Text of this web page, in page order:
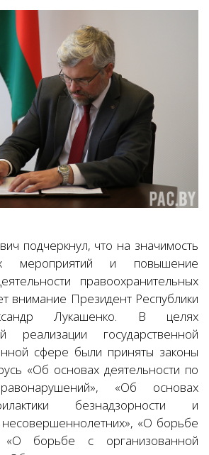
подчеркнул, что на значимость
мероприятий и повышение
правоохранительных
внимание Президент Республики
Лукашенко. В целях
реализации государственной
сфере были приняты законы
«Об основах деятельности по
«Об основах
безнадзорности и
«О борьбе
«О борьбе с организованной